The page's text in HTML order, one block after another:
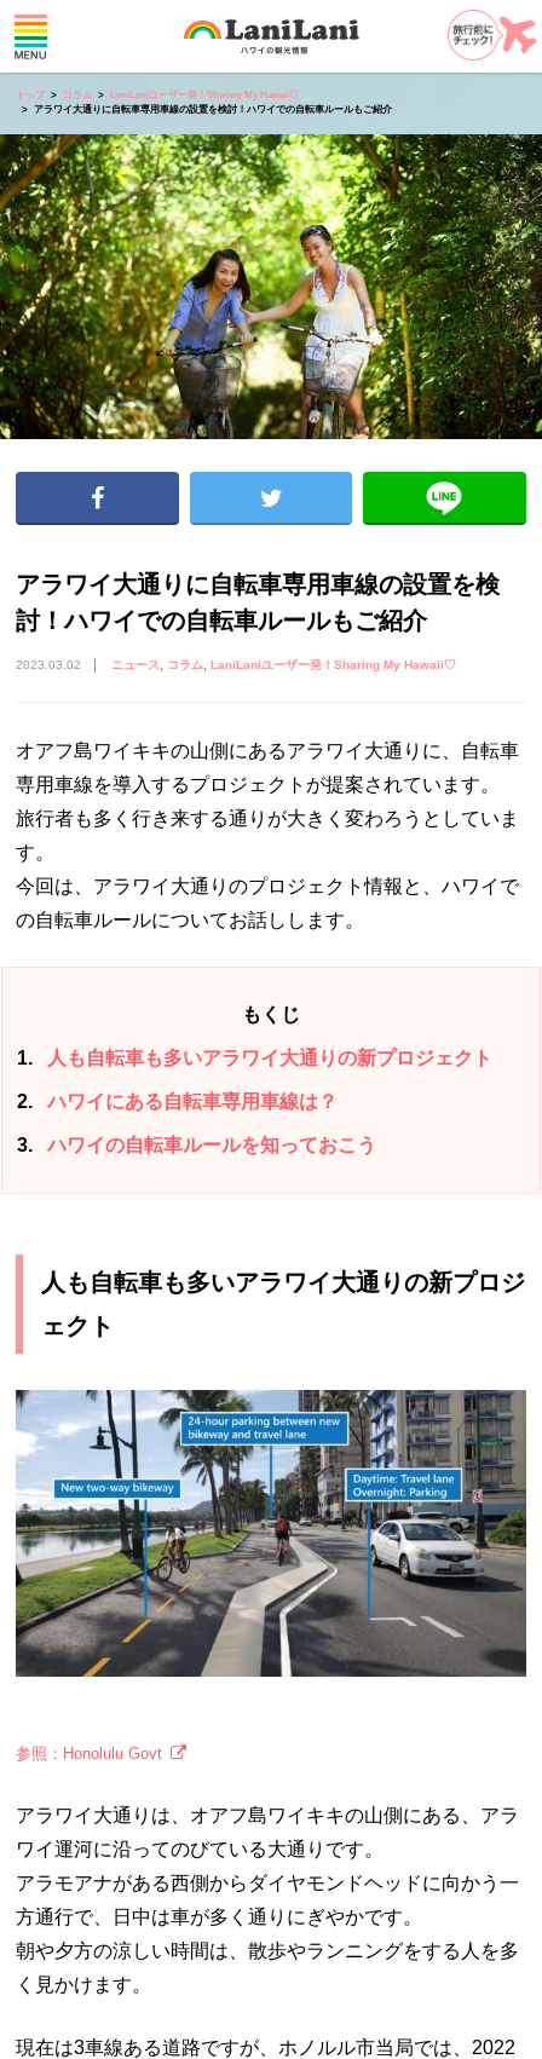
トップ コラム
LaniLaniユーザー発！Sharing My Hawaii♡
アラワイ大通りに自転車専用車線の設置を検討！ハワイでの自転車ルールもご紹介
アラワイ大通りに自転車専用車線の設置を検
討！ハワイでの自転車ルールもご紹介
2023.03.02 ニュース コラム LaniLaniユーザー発！Sharing My Hawaii♡
オアフ島ワイキキの山側にあるアラワイ大通りに、自転車
専用車線を導入するプロジェクトが提案されています。
旅行者も多く行き来する通りが大きく変わろうとしていま
す。
今回は、アラワイ大通りのプロジェクト情報と、ハワイで
の自転車ルールについてお話しします。
もくじ
1 人も自転車も多いアラワイ大通りの新プロジェクト
2 ハワイにある自転車専用車線は？
3 ハワイの自転車ルールを知っておこう
人も自転車も多いアラワイ大通りの新プロジ
ェクト
参照：Honolulu Govt
アラワイ大通りは、オアフ島ワイキキの山側にある、アラ
ワイ運河に沿ってのびている大通りです。
アラモアナがある西側からダイヤモンドヘッドに向かう一
方通行で、日中は車が多く通りにぎやかです。
朝や夕方の涼しい時間は、散歩やランニングをする人を多
く見かけます。
現在は3車線ある道路ですが、ホノルル市当局では、2022